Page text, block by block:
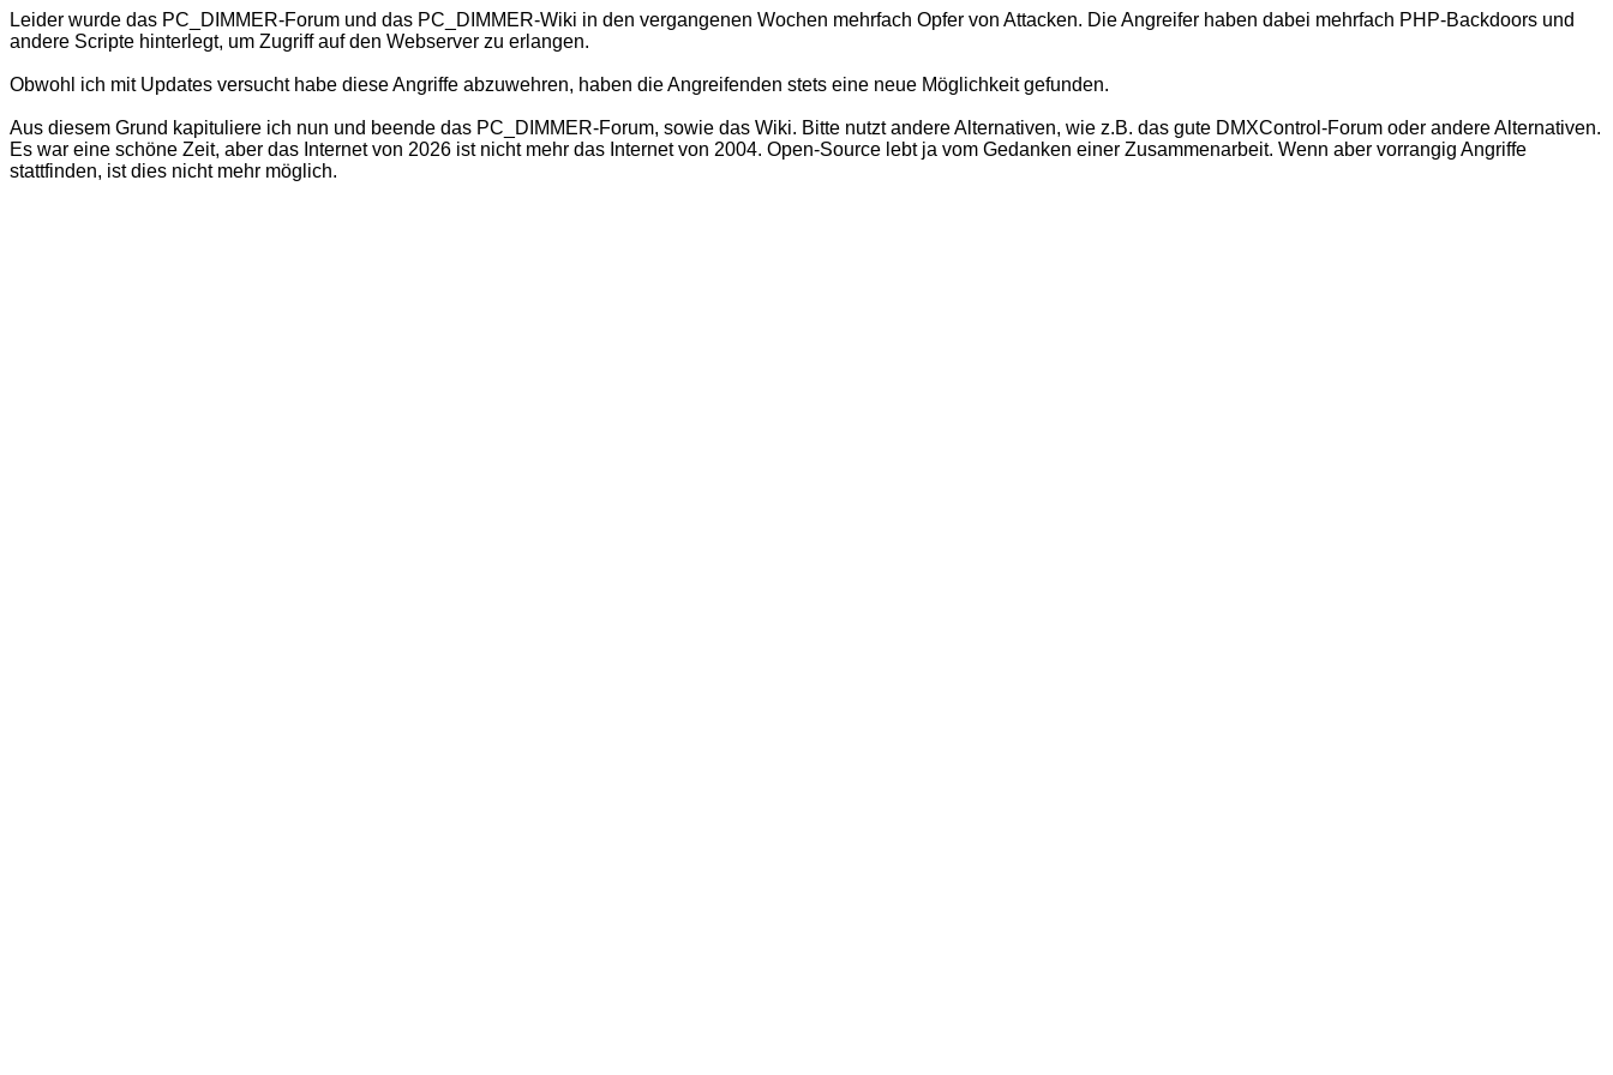
Leider wurde das PC_DIMMER-Forum und das PC_DIMMER-Wiki in den vergangenen Wochen mehrfach Opfer von Attacken. Die Angreifer haben dabei mehrfach PHP-Backdoors und
andere Scripte hinterlegt, um Zugriff auf den Webserver zu erlangen.
Obwohl ich mit Updates versucht habe diese Angriffe abzuwehren, haben die Angreifenden stets eine neue Möglichkeit gefunden.
Aus diesem Grund kapituliere ich nun und beende das PC_DIMMER-Forum, sowie das Wiki. Bitte nutzt andere Alternativen, wie z.B. das gute DMXControl-Forum oder andere Alternativen.
Es war eine schöne Zeit, aber das Internet von 2026 ist nicht mehr das Internet von 2004. Open-Source lebt ja vom Gedanken einer Zusammenarbeit. Wenn aber vorrangig Angriffe
stattfinden, ist dies nicht mehr möglich.